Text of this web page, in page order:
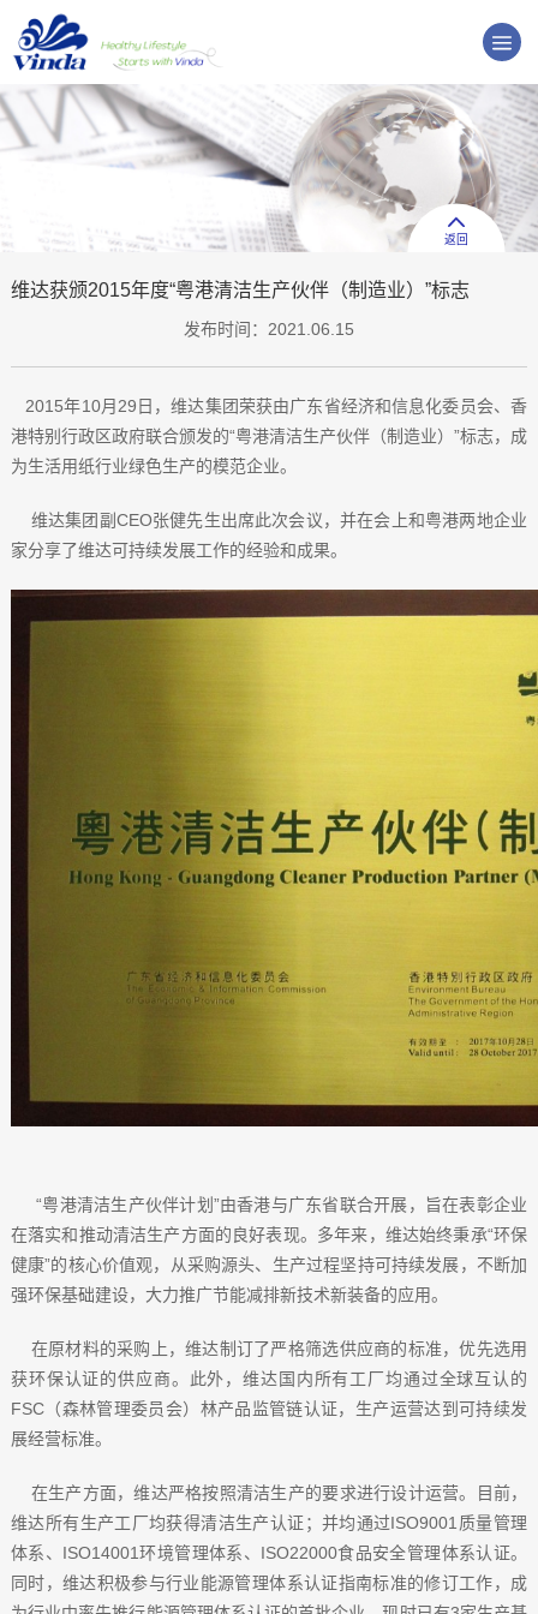
返回
维达获颁2015年度“粤港清洁生产伙伴（制造业）”标志
发布时间：2021.06.15
2015年10月29日，维达集团荣获由广东省经济和信息化委员会、香
港特别行政区政府联合颁发的“粤港清洁生产伙伴（制造业）”标志，成
为生活用纸行业绿色生产的模范企业。
维达集团副CEO张健先生出席此次会议，并在会上和粤港两地企业
家分享了维达可持续发展工作的经验和成果。
“粤港清洁生产伙伴计划”由香港与广东省联合开展，旨在表彰企业
在落实和推动清洁生产方面的良好表现。多年来，维达始终秉承“环保
健康”的核心价值观，从采购源头、生产过程坚持可持续发展，不断加
强环保基础建设，大力推广节能减排新技术新装备的应用。
在原材料的采购上，维达制订了严格筛选供应商的标准，优先选用
获环保认证的供应商。此外，维达国内所有工厂均通过全球互认的
FSC（森林管理委员会）林产品监管链认证，生产运营达到可持续发
展经营标准。
在生产方面，维达严格按照清洁生产的要求进行设计运营。目前，
维达所有生产工厂均获得清洁生产认证；并均通过ISO9001质量管理
体系、ISO14001环境管理体系、ISO22000食品安全管理体系认证。
同时，维达积极参与行业能源管理体系认证指南标准的修订工作，成